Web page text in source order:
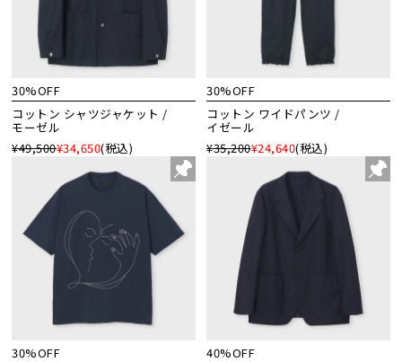
30%OFF
コットン シャツジャケット /
モーゼル
¥49,500¥34,650(税込)
30%OFF
コットン ワイドパンツ /
イゼール
¥35,200¥24,640(税込)
30%OFF
40%OFF